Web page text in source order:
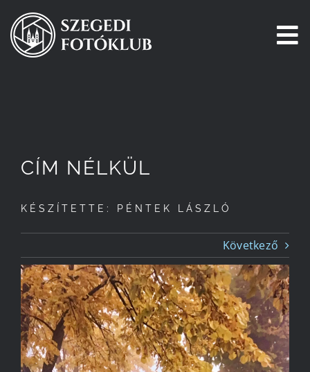
Kihagyás
Pályázatok
Tagjaink
Csatlakozz!
Történetünk
Kapcsolat
CÍM NÉLKÜL
KÉSZÍTETTE: PÉNTEK LÁSZLÓ
Következő